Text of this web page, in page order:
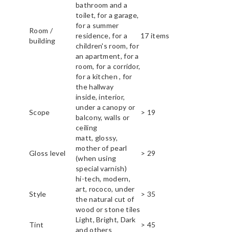
Room /
building
bathroom and a
toilet, for a garage,
for a summer
residence, for a
children's room, for
an apartment, for a
room, for a corridor,
for a kitchen , for
the hallway
17 items
Scope
inside, interior,
under a canopy or
balcony, walls or
ceiling
> 19
Gloss level
matt, glossy,
mother of pearl
(when using
special varnish)
> 29
Style
hi-tech, modern,
art, rococo, under
the natural cut of
wood or stone tiles
> 35
Tint
Light, Bright, Dark
and others
> 45